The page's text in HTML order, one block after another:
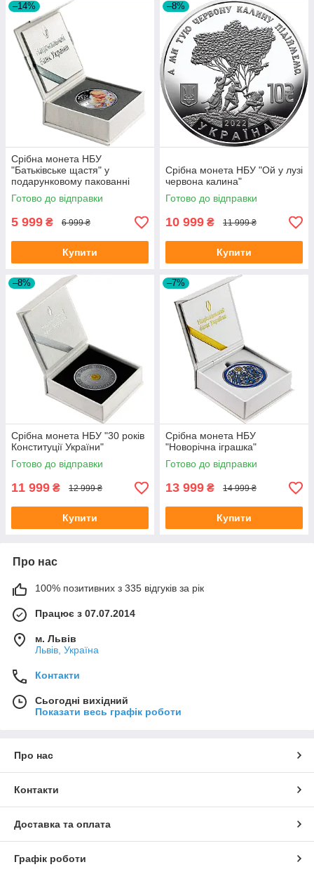
–14%
Срібна монета НБУ
"Батьківське щастя" у
подарунковому пакованні
Готово до відправки
5 999 ₴ 6 999 ₴
Купити
–8%
Срібна монета НБУ "Ой у лузі
червона калина"
Готово до відправки
10 999 ₴ 11 999 ₴
Купити
–8%
Срібна монета НБУ "30 років
Конституції України"
Готово до відправки
11 999 ₴ 12 999 ₴
Купити
–7%
Срібна монета НБУ
"Новорічна іграшка"
Готово до відправки
13 999 ₴ 14 999 ₴
Купити
Про нас
100% позитивних з 335 відгуків за рік
Працює з 07.07.2014
м. Львів
Львів, Україна
Контакти
Сьогодні вихідний
Показати весь графік роботи
Про нас
Контакти
Доставка та оплата
Графік роботи